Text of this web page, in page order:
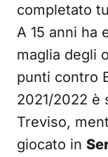
completato
A 15 anni ha
maglia degli
punti contro
2021/2022 è
Treviso,
giocato in